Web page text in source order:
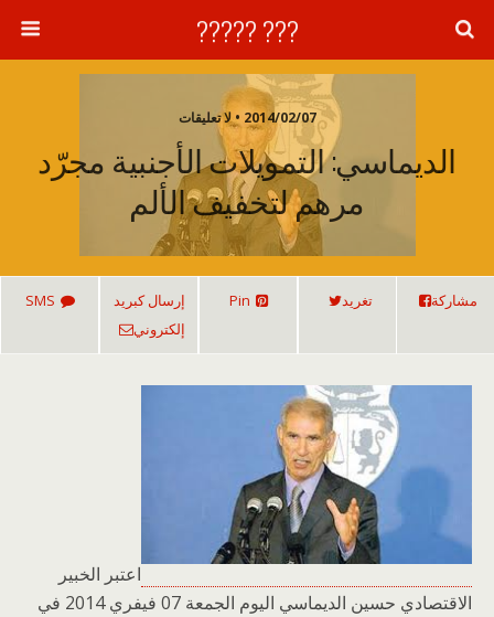
??? ?????
2014/02/07 • لا تعليقات
الديماسي: التمويلات الأجنبية مجرّد
مرهم لتخفيف الألم
مشاركة تغريد Pin
إرسال كبريد
إلكتروني
SMS
اعتبر الخبير
الاقتصادي حسين الديماسي اليوم الجمعة 07 فيفري 2014 في